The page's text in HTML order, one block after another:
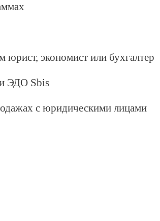
экономист или бухгалтер
ЭДО Sbis
с юридическими лицами